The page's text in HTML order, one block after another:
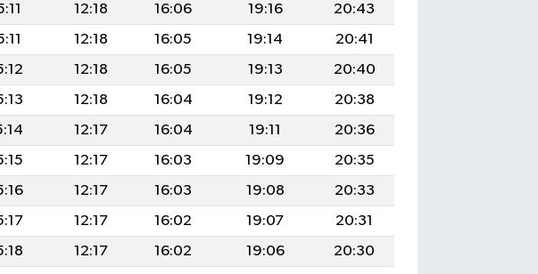
12:18 16:06 19:16
20:43
12:18 16:05 19:14
20:41
12:18 16:05 19:13
20:40
12:18 16:04 19:12
20:38
12:17 16:04 19:11
20:36
12:17 16:03 19:09
20:35
12:17 16:03 19:08
20:33
12:17 16:02 19:07
20:31
12:17 16:02 19:06
20:30